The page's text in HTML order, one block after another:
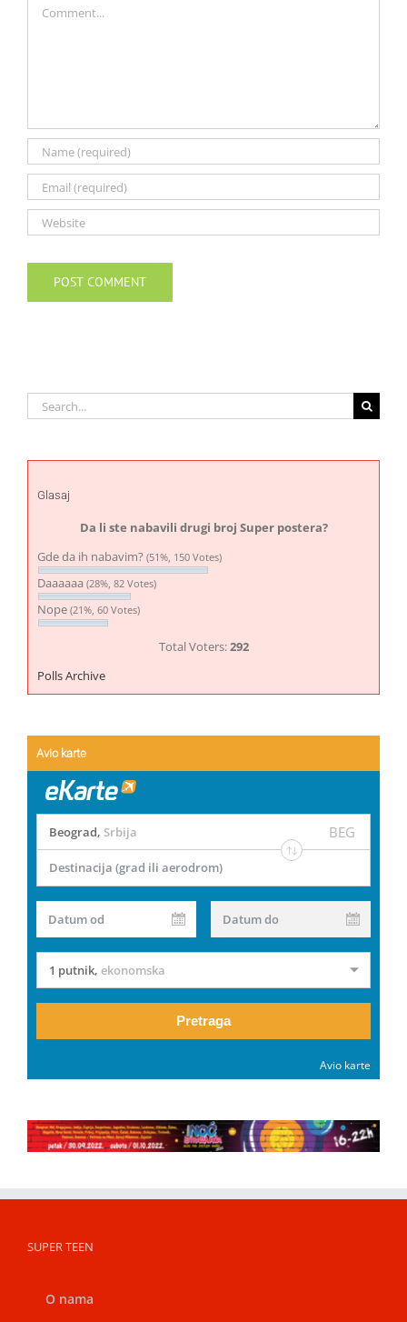
Search
for:
Glasaj
Da li ste nabavili drugi broj Super postera?
Gde da ih nabavim? (51%, 150 Votes)
Daaaaaa (28%, 82 Votes)
Nope (21%, 60 Votes)
Total Voters:292
Polls Archive
Avio karte
Beograd, Srbija BEG
Destinacija (grad ili aerodrom)
Datum od Datum do
1 putnik, ekonomska
Pretraga
Avio karte
SUPER TEEN
O nama